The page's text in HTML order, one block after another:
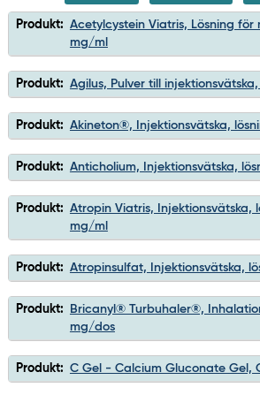
Produkt: Acetylcystein Viatris, Lösning för
mg/ml
Produkt: Agilus, Pulver till
Produkt: Akineton®, Injektionsvätska,
Produkt: Anticholium, Injektionsvätska,
Produkt: Atropin Viatris, Injektionsvätska,
mg/ml
Produkt: Atropinsulfat, Injektionsvätska,
Produkt:
Bricanyl® Turbuhaler®,
mg/dos
Produkt: C Gel - Calcium Gluconate Gel,